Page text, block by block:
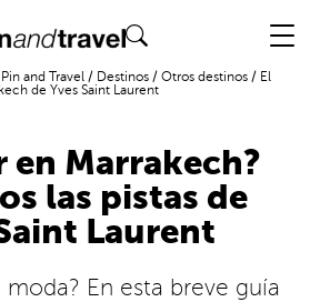
Pin and Travel / Destinos / Otros destinos / El
de Yves Saint Laurent
en Marrakech?
las pistas de
Laurent
moda? En esta breve guía